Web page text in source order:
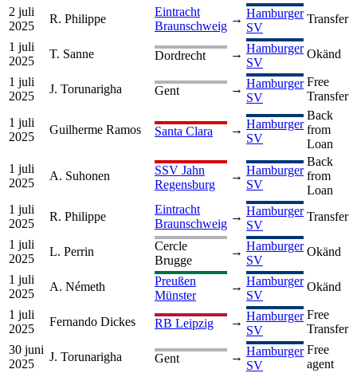
2 juli
2025
R. Philippe
Eintracht
Braunschweig
→ Hamburger
SV
Transfer
1 juli
2025
T. Sanne Dordrecht → Hamburger
SV
Okänd
1 juli
2025
J. Torunarigha Gent → Hamburger
SV
Free
Transfer
1 juli
2025
Guilherme Ramos Santa Clara → Hamburger
SV
Back
from
Loan
1 juli
2025
A. Suhonen
SSV Jahn
Regensburg
→ Hamburger
SV
Back
from
Loan
1 juli
2025
R. Philippe
Eintracht
Braunschweig
→ Hamburger
SV
Transfer
1 juli
2025
L. Perrin
Cercle
Brugge
→ Hamburger
SV
Okänd
1 juli
2025
A. Németh
Preußen
Münster
→ Hamburger
SV
Okänd
1 juli
2025
Fernando Dickes RB Leipzig → Hamburger
SV
Free
Transfer
30 juni
2025
J. Torunarigha Gent → Hamburger
SV
Free
agent